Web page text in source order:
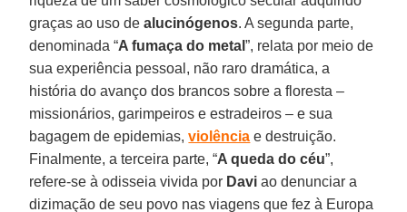
graças ao uso dealucinógenos. A segunda parte,
denominada “A fumaça do metal”, relata por meio de
sua experiência pessoal, não raro dramática, a
história do avanço dos brancos sobre a floresta –
missionários, garimpeiros e estradeiros – e sua
bagagem de epidemias,violência e destruição.
Finalmente, a terceira parte, “A queda do céu”,
refere-se à odisseia vivida por Davi ao denunciar a
dizimação de seu povo nas viagens que fez à Europa